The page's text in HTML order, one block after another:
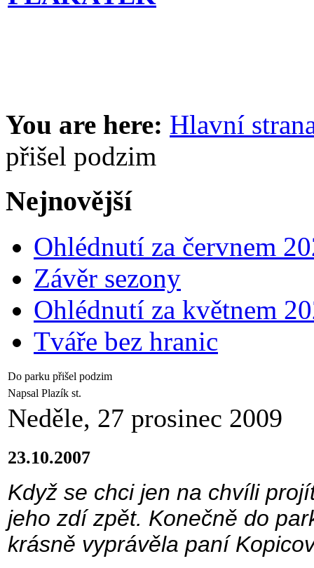
You are here: Hlavní
přišel podzim
Nejnovější
Ohlédnutí za červnem
Závěr sezony
Ohlédnutí za květnem
Tváře bez hranic
Do parku přišel podzim
Napsal Plazík st.
Neděle, 27 prosinec 2009
23.10.2007
Když se chci jen na chvíli
jeho zdí zpět. Konečně do
krásně vyprávěla paní